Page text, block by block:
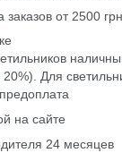
от 2500 грн.
Для
на сайте
24 месяцев